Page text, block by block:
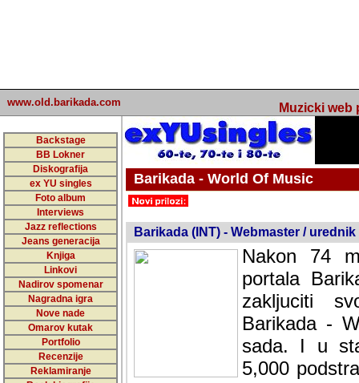
www.old.barikada.com Muzicki web
Backstage
BB Lokner
Diskografija
ex YU singles
Foto album
Interviews
Jazz reflections
Jeans generacija
Knjiga
Linkovi
Nadirov spomenar
Nagradna igra
Nove nade
Omarov kutak
Portfolio
Recenzije
Reklamiranje
Barikada - World Of Music
Barikada (INT) - Webmaster / urednik
Nakon 74
portala
zakljuciti
Barikada -
sada. I u
5,000